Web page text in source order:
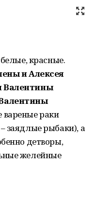
красные.
и Алексея
Валентины
вареные раки
заядлые рыбаки), а
детворы,
желейные